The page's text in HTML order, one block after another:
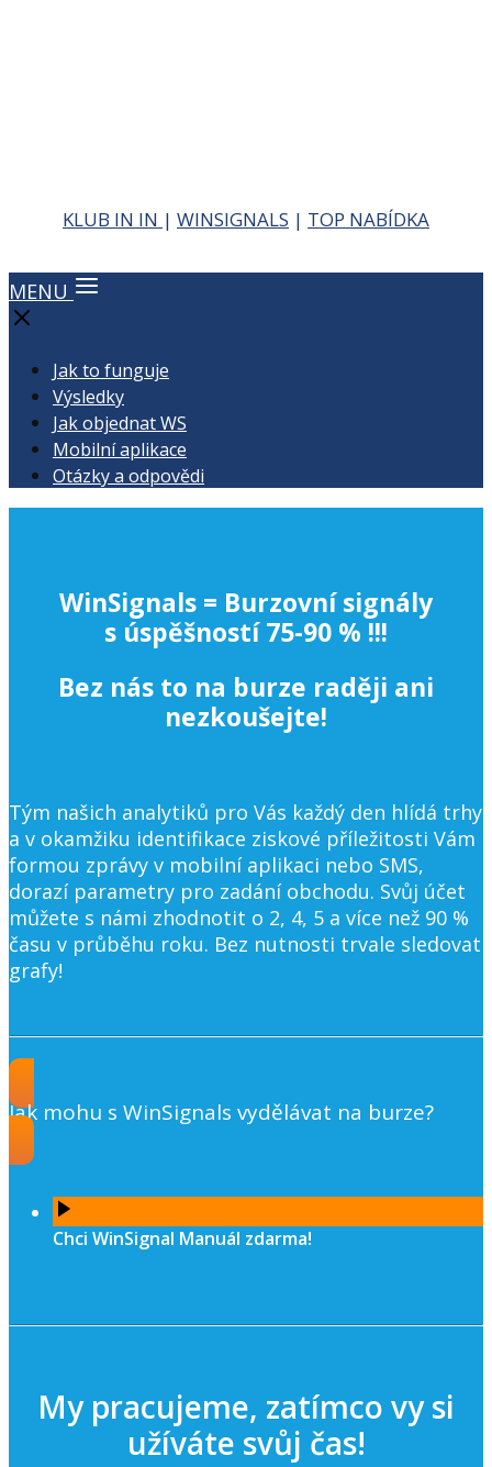
KLUB IN IN | WINSIGNALS | TOP NABÍDKA
MENU
Jak to funguje
Výsledky
Jak objednat WS
Mobilní aplikace
Otázky a odpovědi
WinSignals = Burzovní signály
s úspěšností 75-90 % !!!
Bez nás to na burze raději ani
nezkoušejte!
Tým našich analytiků pro Vás každý den hlídá trhy
a v okamžiku identifikace ziskové příležitosti Vám
formou zprávy v mobilní aplikaci nebo SMS,
dorazí parametry pro zadání obchodu. Svůj účet
můžete s námi zhodnotit o 2, 4, 5 a více než 90 %
času v průběhu roku. Bez nutnosti trvale sledovat
grafy!
Jak mohu s WinSignals vydělávat na burze?
Chci WinSignal Manuál zdarma!
My pracujeme, zatímco vy si
užíváte svůj čas!